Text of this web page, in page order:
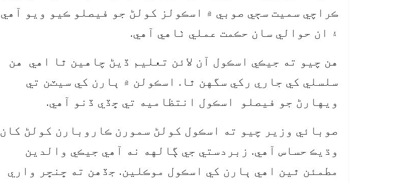
ڪراچي سميت سڄي صوبي ۾ اسڪولز کولڻ جو فيصلو ڪيو ويو آهي
۽ ان حوالي سان حڪمت عملي ٺاهي آهي.
هن چيو ته جيڪي اسڪول آن لائن تعليم ڏيڻ چاهين ٿا اهي هن
سلسلي کي جاري رکي سگهن ٿا. اسڪولن ۾ ٻارن کي سيٽن تي
ويهارڻ جو فيصلو اسڪول انتظاميه تي ڇڏي ڏنو آهي.
صوبائي وزير چيو ته اسڪول کولڻ سمورن ڪاروبارن کولڻ کان
وڌيڪ حساس آهي. زبردستي جي ڳالهه نه آهي جيڪي والدين
مطمئن ٿين اهي ٻارن کي اسڪول موڪلين. جڏهن ته ڇنڇر واري